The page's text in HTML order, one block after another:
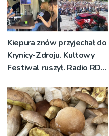
Kiepura znów przyjechał do
Krynicy-Zdroju. Kultowy
Festiwal ruszył. Radio RDN
żywo [ZDJĘCIA]